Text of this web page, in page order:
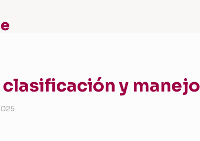
clasificación y manejo